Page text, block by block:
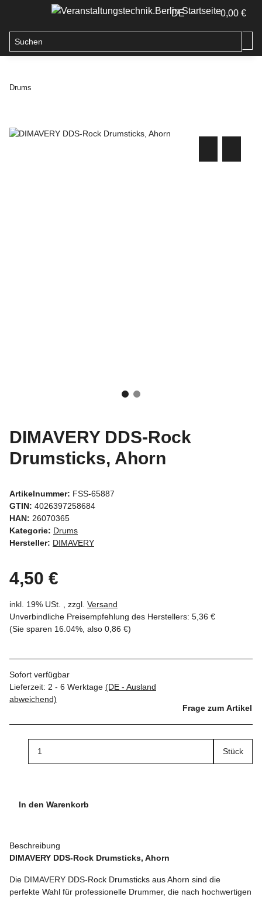
DE 0,00 €
Drums
DIMAVERY DDS-Rock
Drumsticks, Ahorn
Artikelnummer: FSS-65887
GTIN: 4026397258684
HAN: 26070365
Kategorie: Drums
Hersteller: DIMAVERY
4,50 €
inkl. 19% USt. , zzgl. Versand
Unverbindliche Preisempfehlung des Herstellers: 5,36 €
(Sie sparen 16.04% , also 0,86 €)
Sofort verfügbar
Lieferzeit: 2 - 6 Werktage (DE - Ausland
abweichend)
Frage zum Artikel
Stück
In den Warenkorb
Beschreibung
DIMAVERY DDS-Rock Drumsticks, Ahorn
Die DIMAVERY DDS-Rock Drumsticks aus Ahorn sind die
perfekte Wahl für professionelle Drummer, die nach hochwertigen